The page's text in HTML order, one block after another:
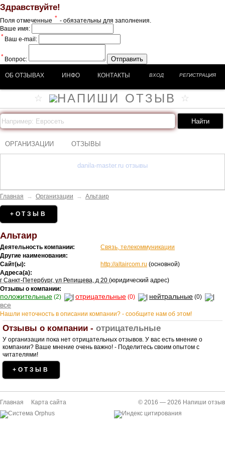
Здравствуйте!
Поля отмеченные * - обязательны для заполнения.
Ваше имя:
* Ваш e-mail:
* Вопрос: Отправить
ОБ ОТЗЫВАХ ИНФО КОНТАКТЫ ВХОД РЕГИСТРАЦИЯ
ОРГАНИЗАЦИИ ОТЗЫВЫ
danila-master.ru отзывы
Главная → Организации → Альтаир
+ОТЗЫВ
Альтаир
Деятельность компании:
Связь, телекоммуникации
Другие наименования:
Сайт(ы):
http://altaircom.ru (основной)
Адреса(а):
г Санкт-Петербург, ул Репищева, д 20 (юридический адрес)
Отзывы о компании:
положительные (2) отрицательные (0) нейтральные (0)
все
Нашли неточность в описании компании? - сообщите нам об этом!
Отзывы о компании - отрицательные
У организации пока нет отрицательных отзывов. У вас есть мнение о
компании? Ваше мнение очень важно! - Поделитесь своим опытом с
читателями!
+ОТЗЫВ
Главная Карта сайта © 2016 — 2026 Напиши отзыв